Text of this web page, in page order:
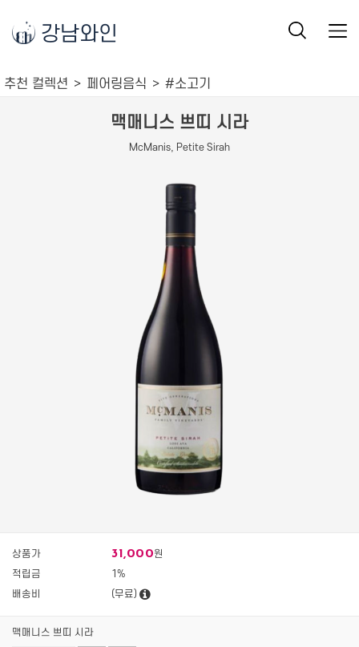
강남와인
추천 컬렉션 페어링음식 #소고기
맥매니스 쁘띠 시라
McManis, Petite Sirah
상품가 31,000원
적립금
1%
배송비
(무료)
맥매니스 쁘띠 시라